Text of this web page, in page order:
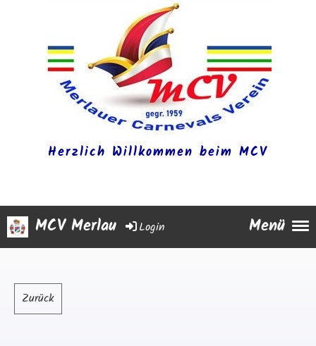
Herzlich Willkommen beim MCV
Menü
Login
MCV Merlau
Zurück